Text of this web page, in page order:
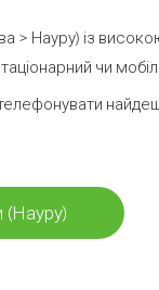
> Науру) із
чи
(Науру)